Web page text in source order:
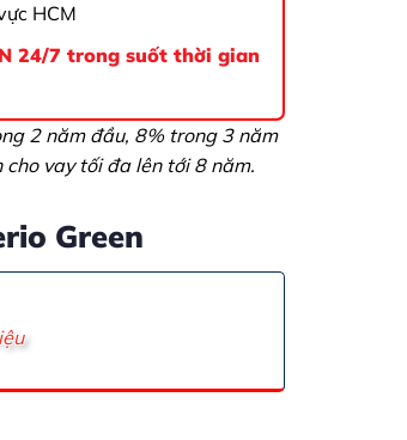
HCM
24/7 trong suốt thời gian
2 năm đầu, 8% trong 3 năm
vay tối đa lên tới 8 năm.
Green